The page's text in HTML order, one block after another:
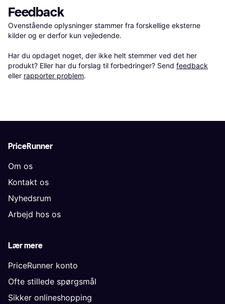
Feedback
Ovenstående oplysninger stammer fra forskellige eksterne
kilder og er derfor kun vejledende.
Har du opdaget noget, der ikke helt stemmer ved det her
produkt? Eller har du forslag til forbedringer? Send feedback
eller rapporter problem.
PriceRunner
Om os
Kontakt os
Nyhedsrum
Arbejd hos os
Lær mere
PriceRunner konto
Ofte stillede spørgsmål
Sikker onlineshopping